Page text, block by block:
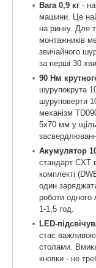
Вага 0,9 кг -
машини. Це
на ринку. Для
монтажників
звичайного
за перші 30
90 Нм
шурупокрута
шуруповерти
механізм
5x70 мм у
Акумулятор
стандарт CXT
комплекті
один
роботи
1-1,5 год.
LED-
стає
столами.
кнопки - не